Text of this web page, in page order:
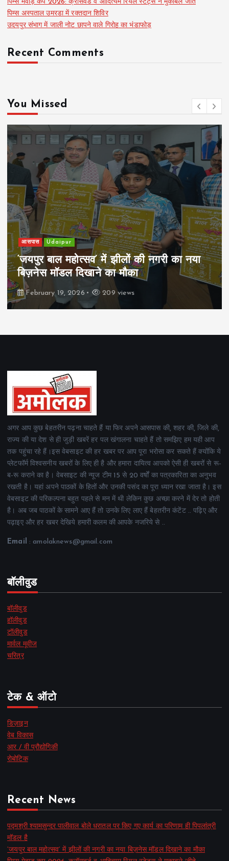
पिम्स मेवाड़ कप 2026: क्रॉसवर्ड व आदित्यम रियल स्टेट्स ने मुकाबले जीते
पिम्स अस्पताल उमरडा में रक्तदान शिविर
उदयपुर संभाग में जाली नोट छापने वाले गिरोह का भंडाफोड़
Recent Comments
You Missed
खेल Udaipur
पिम्स मेवाड़ कप 2026: क्रॉसवर्ड व आदित्यम
रियल स्टेट्स ने मुकाबले जीते
February 19, 2026 162 views
अगर आप कुछ बेहतरीन पढ़ना चाहते हैं या फिर अपने आसपास की, शहर की, जिले की,
राज्य की या देश से ही जुड़ी खबरें हर पल खंगालना चाहते हैं तो समझिए हम यही आप
तक पहुंचा रहे हैं।इस वेबसाइट की हर खबर पर आप पूरा भरोसा कर सकते हैं क्योंकि ये
प्लेटफॉर्म विश्वसनीय खबरों के लिए ही है और हमारा दायित्व आपको ऐसी ही खबरों से रू-
ब-रू कराने का है। वेबसाइट की न्यूज टीम 15 से 20 वर्षों का पत्रकारिता का अनुभव
रखती है। यहां अपने पाठकों के हितों और उनकी पसंद का पूरा ध्यान रखा जाता है। इस
वेबसाइट की परिकल्पना बहुत पहले से मन में थी लेकिन कुछ अच्छा करने में देर तो होती
है। अब जब पाठकों के सामने आए हैं तो उनके लिए लाए हैं बेहतरीन कंटेंट .. पढ़िए और
पढ़ाइए और हर खबर देखिये हमारी कलम की आपके नजरिये से ..
Email : amolaknews@gmail.com
बॉलीवुड
बॉलीवुड
हॉलीवुड
टॉलीवुड
मार्वल मूवीज
चरित्र
टेक & ऑटो
डिज़ाइन
वेब विकास
आर / वी प्रौद्योगिकी
रोबोटिक
Recent News
पद्मश्री श्यामसुन्दर पालीवाल बोले धरातल पर किए गए कार्य का परिणाम ही पिपलांत्री
मॉडल है
‘जयपुर बाल महोत्सव’ में झीलों की नगरी का नया बिज़नेस मॉडल दिखाने का मौका